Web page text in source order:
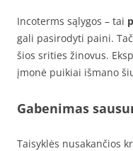
Incoterms sąlygos – tai
gali pasirodyti paini.
šios srities žinovus.
įmonė puikiai išmano
Gabenimas
Taisyklės nusakančios